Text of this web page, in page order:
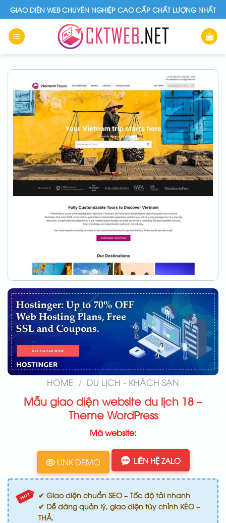
Skip
to
content
GIAO DIỆN WEB CHUYÊN NGHIỆP CAO CẤP CHẤT LƯỢNG NHẤT
HOME / DU LỊCH - KHÁCH SẠN
Mẫu giao diện website du lịch 18 –
Theme WordPress
Mã website:
LINK DEMO LIÊN HỆ ZALO
✔ Giao diện chuẩn SEO – Tốc độ tải nhanh
✔ Dễ dàng quản lý, giao diện tùy chỉnh KÉO –
THẢ.